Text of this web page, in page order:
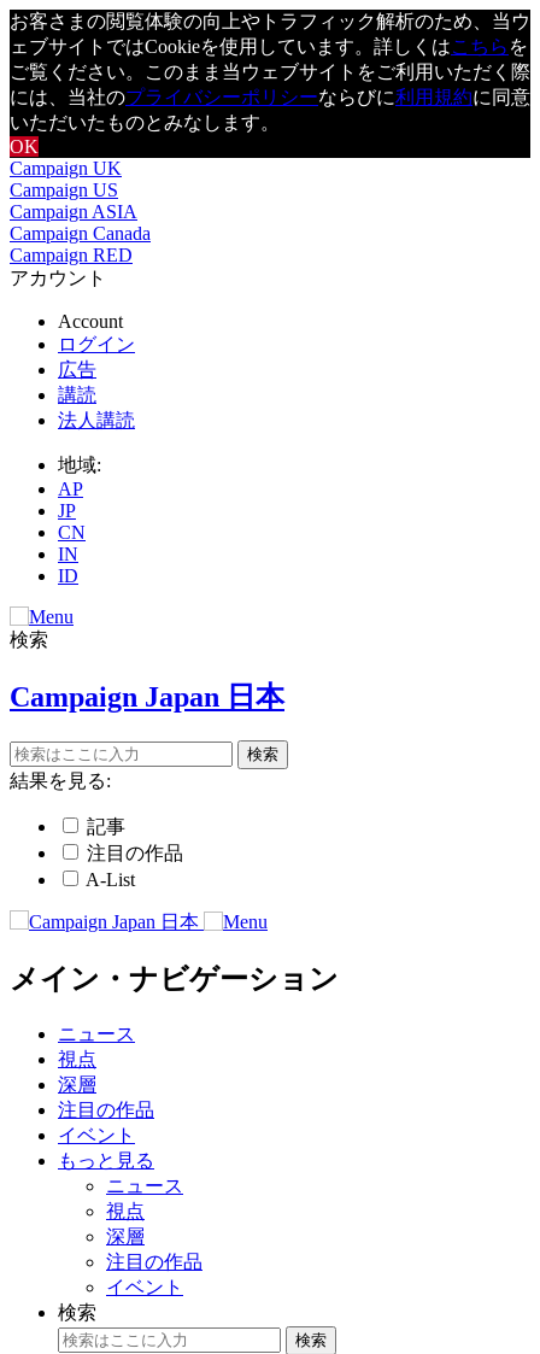
お客さまの閲覧体験の向上やトラフィック解析のため、当ウ
ェブサイトではCookieを使用しています。詳しくはこちら を
ご覧ください。このまま当ウェブサイトをご利用いただく際
には、当社のプライバシーポリシーならびに利用規約に同意
いただいたものとみなします。
OK
Campaign UK
Campaign US
Campaign ASIA
Campaign Canada
Campaign RED
アカウント
Account
ログイン
広告
講読
法人講読
地域:
AP
JP
CN
IN
ID
検索
Campaign Japan 日本
結果を見る:
記事
注目の作品
A-List
メイン・ナビゲーション
ニュース
視点
深層
注目の作品
イベント
もっと見る
ニュース
視点
深層
注目の作品
イベント
検索